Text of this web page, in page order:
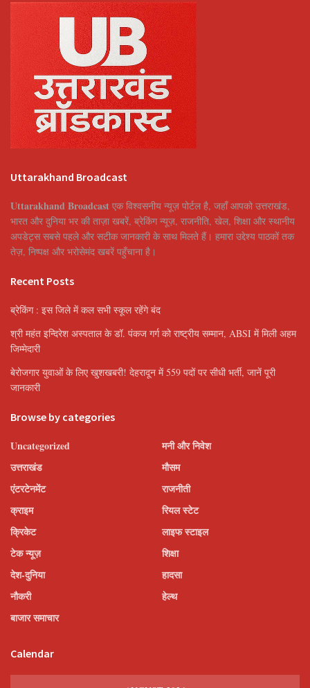
Uttarakhand Broadcast
Uttarakhand Broadcast एक विश्वसनीय न्यूज़ पोर्टल है, जहाँ आपको उत्तराखंड,
भारत और दुनिया भर की ताज़ा खबरें, ब्रेकिंग न्यूज़, राजनीति, खेल, शिक्षा और स्थानीय
अपडेट्स सबसे पहले और सटीक जानकारी के साथ मिलते हैं। हमारा उद्देश्य पाठकों तक
तेज़, निष्पक्ष और भरोसेमंद खबरें पहुँचाना है।
Recent Posts
ब्रेकिंग : इस जिले में कल सभी स्कूल रहेंगे बंद
श्री महंत इन्दिरेश अस्पताल के डॉ. पंकज गर्ग को राष्ट्रीय सम्मान, ABSI में मिली अहम
जिम्मेदारी
बेरोजगार युवाओं के लिए खुशखबरी! देहरादून में 559 पदों पर सीधी भर्ती, जानें पूरी
जानकारी
Browse by categories
Uncategorized
उत्तराखंड
एंटरटेनमेंट
क्राइम
क्रिकेट
टेक न्यूज़
देश-दुनिया
नौकरी
बाजार समाचार
मनी और निवेश
मौसम
राजनीती
रियल स्टेट
लाइफ स्टाइल
शिक्षा
हादसा
हेल्थ
Calendar